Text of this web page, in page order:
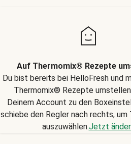
Auf Thermomix® Rezepte
Du bist bereits bei HelloFresh und
Thermomix® Rezepte
Deinem Account zu den
schiebe den Regler nach rechts,
auszuwählen.Jetzt